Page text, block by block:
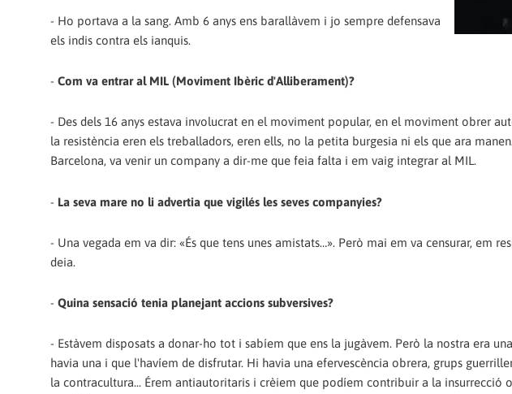
- Ho portava a la sang. Amb 6 anys ens barallàvem i jo sempre defensava
els indis contra els ianquis.
- Com va entrar al MIL (Moviment Ibèric d'Alliberament)?
- Des dels 16 anys estava involucrat en el moviment popular, en el moviment obrer
la resistència eren els treballadors, eren ells, no la petita burgesia ni els que ara
Barcelona, va venir un company a dir-me que feia falta i em vaig integrar al MIL.
- La seva mare no li advertia que vigilés les seves companyies?
- Una vegada em va dir: «És que tens unes amistats…». Però mai em va censurar, em
deia.
- Quina sensació tenia planejant accions subversives?
- Estàvem disposats a donar-ho tot i sabíem que ens la jugàvem. Però la nostra era
havia una i que l'havíem de disfrutar. Hi havia una efervescència obrera, grups
la contracultura... Érem antiautoritaris i crèiem que podíem contribuir a la insurrecció